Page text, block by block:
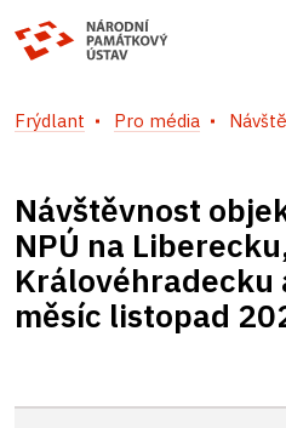
Frýdlant Pro média
Návštěvnost
NPÚ na
Královéhradecku
měsíc listopad